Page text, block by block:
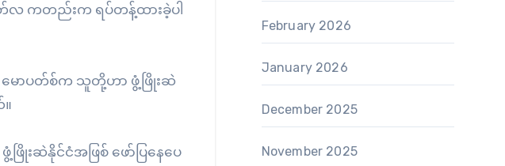
လ ကတည်းက ရပ်တန့်ထားခဲ့ပါ
မောပတ်စ်က သူတို့ဟာ ဖွံ့ဖြိုးဆဲ
းဆဲနိုင်ငံအဖြစ် ဖော်ပြနေပေ
February 2026
January 2026
December 2025
November 2025